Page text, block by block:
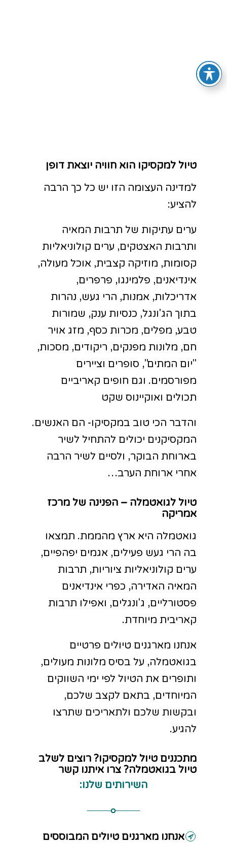
טיול למקסיקו הוא חוויה יוצאת דופן
למדינה העצומה הזו יש כל כך הרבה
להציע:
ערים עתיקות של תרבות המאיה
ותרבות האצטקים, ערים קולוניאליות
קסומות, מוזיקה קצבית, אוכל מעולה,
אינדיאנים, פלמינגו, פרפרים,
אדריכלות, אמנות, הרי געש, נהרות
בתוך הג'ונגל, כנסיות ענק, שמורות
טבע, מפלים, מכרות כסף, מזג אויר
חם, מלונות מפנקים, ריקודים, מסכות,
"יום המתים", סופרים וציירים
מפורסמים. וגם חופים קאריביים
תכולים ואוקיינוס שקט
והדבר הכי טוב במקסיקו- הם האנשים.
המקסיקנים יכולים להתחיל לשיר
בארוחת הבוקר, ולסיים לשיר הרבה
אחרי ארוחת הערב…
טיול לגואטמלה – הפנינה של מרכז
אמריקה
גואטמלה היא ארץ מהממת. תמצאו
בה הרי געש פעילים, אגמים יפהפיים,
ערים קולוניאליות ציוריות, תרבות
המאיה האדירה, כפרי אינדיאנים
פסטורליים, ג'ונגלים, ואפילו תרבות
קאריבית מיוחדת.
אנחנו מארגנים טיולים פרטיים
בגואטמלה, על בסיס מלונות מעולים,
ותופרים את הטיול לפי ימי השווקים
המיוחדים, בתאם לקצב שלכם,
ובקשות שלכם ולתאריכים שתרצו
להגיע.
מתכננים טיול למקסיקו? רוצים לשלב
טיול בגואטמלה? צרו איתנו קשר
השירותים שלנו:
אנחנו מארגנים טיולים המבוססים